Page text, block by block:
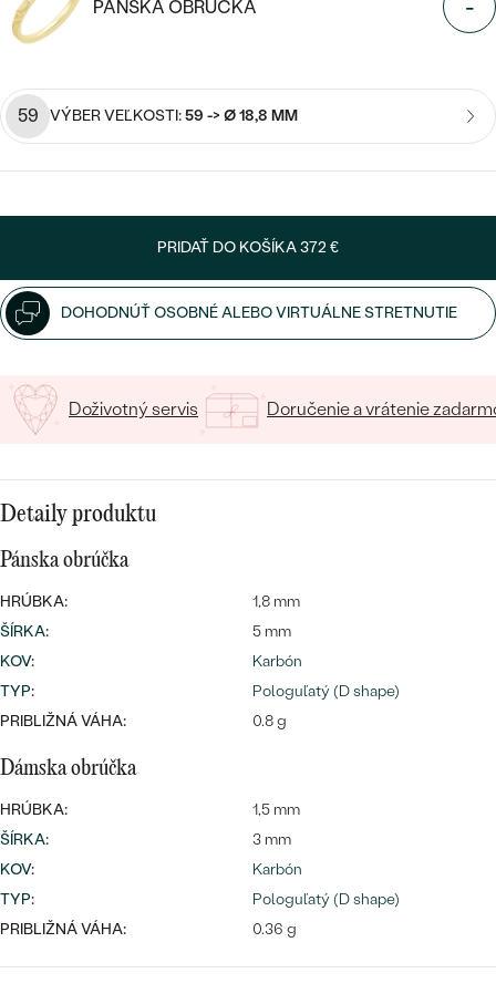
Najpredávanejšie
svadobné
obrúčky
PODĽA MATERIÁLU
ZLATO
STRIEBRO
Wave kolekcia
S DRAHOKAMAMI
S LAB GROWN DIAMANTMI
S PERLAMI
PODĽA ŠTÝLU
SYMBOLICKÉ
PODĽA PRÍLEŽITOSTI
PODĽA FARBY
PODĽA TVARU DRAHOKAMU
DIAMANTY
Najpredávanejšie
náušnice
PREZRIEŤ
CENOVO DOSTUPNÉ
LUXUSNÉ
Personalizované
LUXUSNÉ
Najpredávanejšie
PREZRIEŤ
PÁNSKA OBRÚČKA -
59 VÝBER VEĽKOSTI:59 -> Ø 18,8 MM
PRIDAŤ DO KOŠÍKA372 €
DOHODNÚŤ OSOBNÉ ALEBO VIRTUÁLNE STRETNUTIE
Doživotný servis Doručenie a vrátenie
Detaily produktu
Pánska obrúčka
HRÚBKA:
1,8 mm
ŠÍRKA:
5 mm
KOV:
Karbón
TYP:
Pologuľatý (D shape)
PRIBLIŽNÁ VÁHA:
0.8 g
Dámska obrúčka
HRÚBKA:
1,5 mm
ŠÍRKA:
3 mm
KOV:
Karbón
TYP:
Pologuľatý (D shape)
PRIBLIŽNÁ VÁHA:
0.36 g